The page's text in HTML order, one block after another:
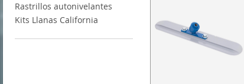
Rastrillos autonivelantes
Kits Llanas California